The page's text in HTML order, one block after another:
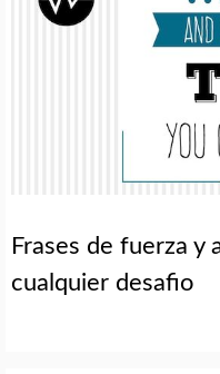
Frases de fuerza y
cualquier desafio